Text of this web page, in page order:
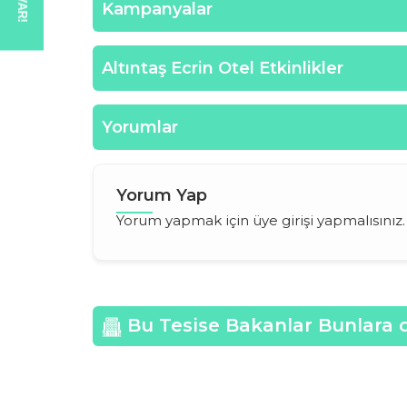
Kampanyalar
Altıntaş Ecrin Otel Etkinlikler
Yorumlar
Yorum Yap
Yorum yapmak için üye girişi yapmalısınız.
Bu Tesise Bakanlar Bunlara